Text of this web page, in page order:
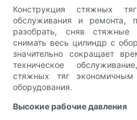
Конструкция стяжных
обслуживания и ремонта,
разобрать, сняв стяжные
снимать весь цилиндр с
значительно сокращает
техническое
стяжных тяг
оборудования.
Высокие рабочие давления